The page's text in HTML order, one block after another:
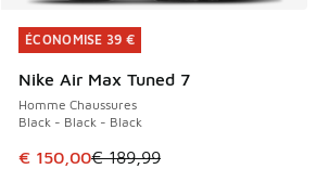
ÉCONOMISE 39 €
Nike Air Max Tuned 7
Homme Chaussures
Black - Black - Black
Cet article est en promotion. Prix en
€ 150,00€ 189,99
ÉCONOMISE 39 €